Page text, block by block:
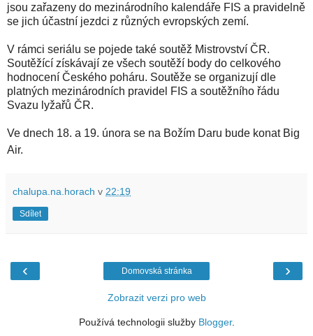
jsou zařazeny do mezinárodního kalendáře FIS a pravidelně
se jich účastní jezdci z různých evropských zemí.
V rámci seriálu se pojede také soutěž Mistrovství ČR.
Soutěžící získávají ze všech soutěží body do celkového
hodnocení Českého poháru. Soutěže se organizují dle
platných mezinárodních pravidel FIS a soutěžního řádu
Svazu lyžařů ČR.
Ve dnech 18. a 19. února se na Božím Daru bude konat Big
Air.
chalupa.na.horach v 22:19
Sdílet
‹ ›
Domovská stránka
Zobrazit verzi pro web
Používá technologii služby Blogger.